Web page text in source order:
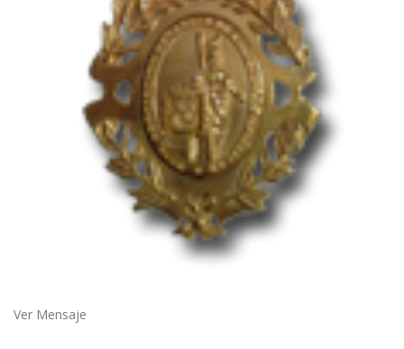
Ver Mensaje